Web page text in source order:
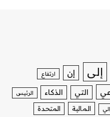
إلى إن ارتفاع
التي الذكاء الرئيس
المالية المتحدة